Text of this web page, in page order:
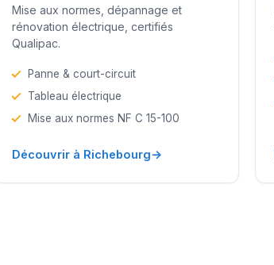
Mise aux normes, dépannage et
rénovation électrique, certifiés
Qualipac.
Panne & court-circuit
Tableau électrique
Mise aux normes NF C 15-100
Découvrir à Richebourg→